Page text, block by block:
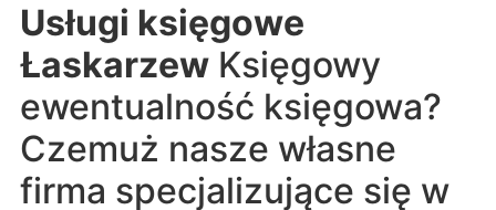
Usługi księgowe
Łaskarzew Księgowy
ewentualność księgowa?
Czemuż nasze własne
firma specjalizujące się w